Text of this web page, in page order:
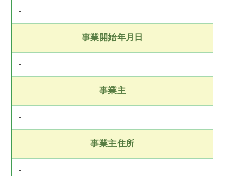
-
事業開始年月日
-
事業主
-
事業主住所
-